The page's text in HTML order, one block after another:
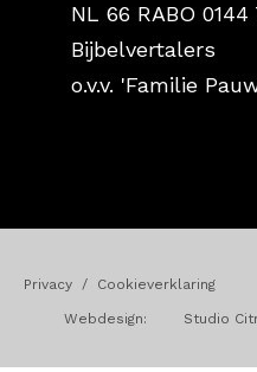
NL 66 RABO
Bijbelvertalers
o.v.v. 'Familie
Privacy / Cookieverklaring
Webdesign: Studio